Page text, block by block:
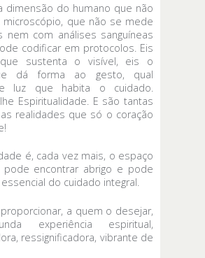
dimensão do humano que não
microscópio, que não se mede
nem com análises sanguíneas
codificar em protocolos. Eis
sustenta o visível, eis o
dá forma ao gesto, qual
luz que habita o cuidado.
Espiritualidade. E são tantas
realidades que só o coração
é, cada vez mais, o espaço
encontrar abrigo e pode
do cuidado integral.
a quem o desejar,
experiência espiritual,
ressignificadora, vibrante de